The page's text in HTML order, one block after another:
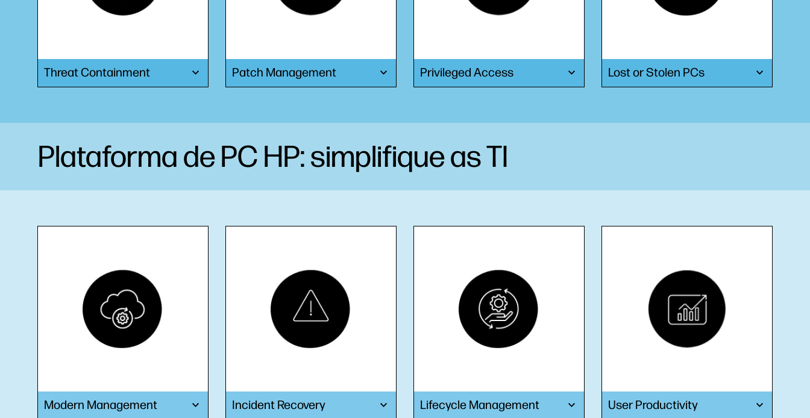
Threat Containment Patch Management Privileged Access Lost or Stolen PCs
Plataforma de PC HP: simplifique as TI
Modern Management Incident Recovery Lifecycle Management User Productivity